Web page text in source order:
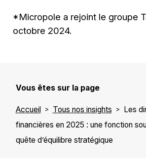
*Micropole a rejoint le groupe
octobre 2024.
Vous êtes sur la page
Accueil Tous nos insights
Les
financières en 2025 : une fonction
quête d’équilibre stratégique